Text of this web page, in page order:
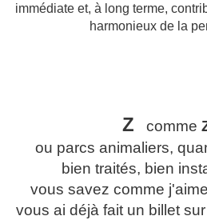
immédiate et, à long terme,
harmonieux de la
Z comme
ou parcs animaliers,
bien traités, bien
vous savez comme
vous ai déjà fait un billet